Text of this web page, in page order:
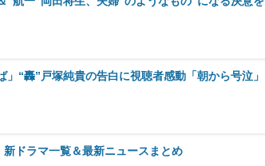
」“轟”戸塚純貴の告白に視聴者感動「朝から号泣」
新ドラマ一覧＆最新ニュースまとめ